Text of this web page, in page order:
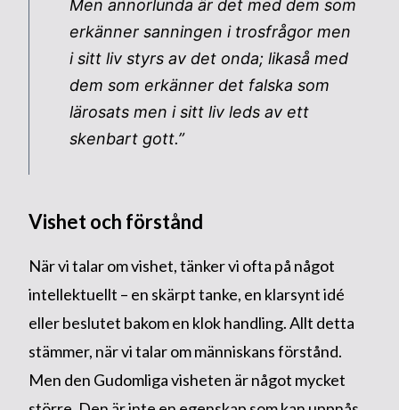
Men annorlunda är det med dem som
erkänner sanningen i trosfrågor men
i sitt liv styrs av det onda; likaså med
dem som erkänner det falska som
lärosats men i sitt liv leds av ett
skenbart gott.”
Vishet och förstånd
När vi talar om vishet, tänker vi ofta på något
intellektuellt – en skärpt tanke, en klarsynt idé
eller beslutet bakom en klok handling. Allt detta
stämmer, när vi talar om människans förstånd.
Men den Gudomliga visheten är något mycket